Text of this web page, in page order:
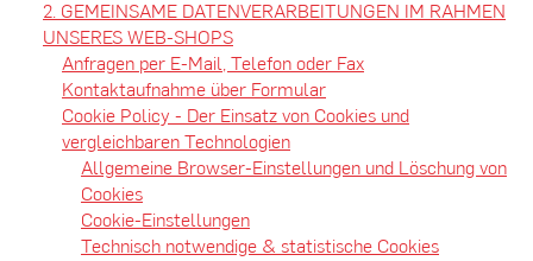
2. GEMEINSAME DATENVERARBEITUNGEN IM RAHMEN
UNSERES WEB-SHOPS
Anfragen per E-Mail, Telefon oder Fax
Kontaktaufnahme über Formular
Cookie Policy - Der Einsatz von Cookies und
vergleichbaren Technologien
Allgemeine Browser-Einstellungen und Löschung von
Cookies
Cookie-Einstellungen
Technisch notwendige & statistische Cookies